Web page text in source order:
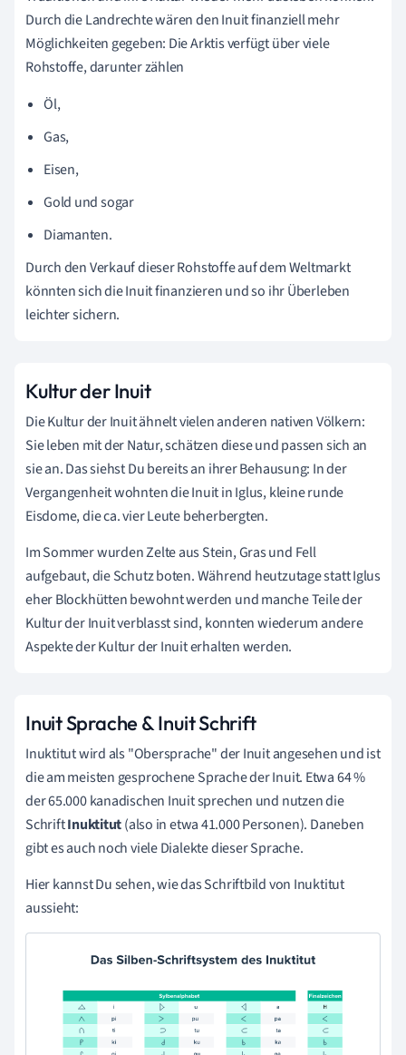
Durch die Landrechte wären den Inuit finanziell mehr
Möglichkeiten gegeben: Die Arktis verfügt über viele
Rohstoffe, darunter zählen
Öl,
Gas,
Eisen,
Gold und sogar
Diamanten.
Durch den Verkauf dieser Rohstoffe auf dem Weltmarkt
könnten sich die Inuit finanzieren und so ihr Überleben
leichter sichern.
Kultur der Inuit
Die Kultur der Inuit ähnelt vielen anderen nativen Völkern:
Sie leben mit der Natur, schätzen diese und passen sich an
sie an. Das siehst Du bereits an ihrer Behausung: In der
Vergangenheit wohnten die Inuit in Iglus, kleine runde
Eisdome, die ca. vier Leute beherbergten.
Im Sommer wurden Zelte aus Stein, Gras und Fell
aufgebaut, die Schutz boten. Während heutzutage statt Iglus
eher Blockhütten bewohnt werden und manche Teile der
Kultur der Inuit verblasst sind, konnten wiederum andere
Aspekte der Kultur der Inuit erhalten werden.
Inuit Sprache & Inuit Schrift
Inuktitut wird als "Obersprache" der Inuit angesehen und ist
die am meisten gesprochene Sprache der Inuit. Etwa 64 %
der 65.000 kanadischen Inuit sprechen und nutzen die
SchriftInuktitut(also in etwa 41.000 Personen). Daneben
gibt es auch noch viele Dialekte dieser Sprache.
Hier kannst Du sehen, wie das Schriftbild von Inuktitut
aussieht: